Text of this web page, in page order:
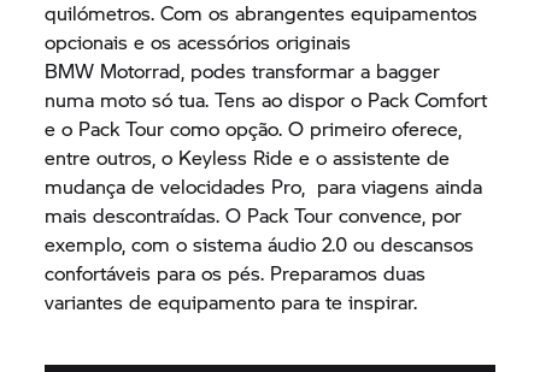
quilómetros. Com os abrangentes equipamentos
opcionais e os acessórios originais
BMW Motorrad, podes transformar a bagger
numa moto só tua. Tens ao dispor o Pack Comfort
e o Pack Tour como opção. O primeiro oferece,
entre outros, o Keyless Ride e o assistente de
mudança de velocidades Pro, para viagens ainda
mais descontraídas. O Pack Tour convence, por
exemplo, com o sistema áudio 2.0 ou descansos
confortáveis para os pés. Preparamos duas
variantes de equipamento para te inspirar.